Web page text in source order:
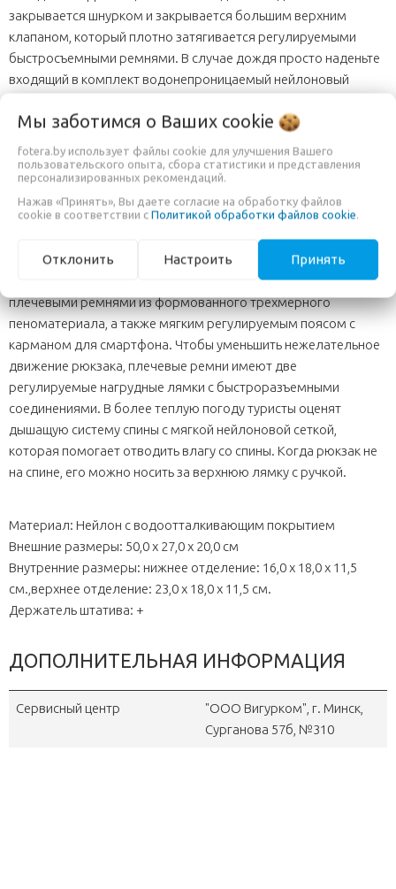
закрывается шнурком и закрывается большим верхним
клапаном, который плотно затягивается регулируемыми
быстросъемными ремнями. В случае дождя просто наденьте
входящий в комплект водонепроницаемый нейлоновый
плотно прилегает к рюкзаку. Для крепления камеры в
рюкзаке есть боковой карман для штативов большего
размера и эластичные шнуры сзади для штативов меньшего
размера. А чтобы стильно приветствовать прогулки на
свежем воздухе, Manfrotto производит штативы и трости
Для стабильности, структурной целостности и комфорта
рюкзак Off road Hiker оснащен двумя регулируемыми
плечевыми ремнями из формованного трехмерного
пеноматериала, а также мягким регулируемым поясом с
карманом для смартфона. Чтобы уменьшить нежелательное
движение рюкзака, плечевые ремни имеют две
регулируемые нагрудные лямки с быстроразъемными
соединениями. В более теплую погоду туристы оценят
дышащую систему спины с мягкой нейлоновой сеткой,
которая помогает отводить влагу со спины. Когда рюкзак не
на спине, его можно носить за верхнюю лямку с ручкой.
Материал: Нейлон с водоотталкивающим покрытием
Внешние размеры: 50,0 х 27,0 х 20,0 см
Внутренние размеры: нижнее отделение: 16,0 x 18,0 x 11,5
см.,верхнее отделение: 23,0 x 18,0 x 11,5 см.
Держатель штатива: +
ДОПОЛНИТЕЛЬНАЯ ИНФОРМАЦИЯ
Сервисный центр
"OOO Вигурком", г. Минск,
Сурганова 57б, №310
Мы заботимся о Ваших cookie
fotera.by использует файлы cookie для улучшения Вашего
пользовательского опыта, сбора статистики и представления
персонализированных рекомендаций.
Нажав «Принять», Вы даете согласие на обработку файлов
cookie в соответствии с Политикой обработки файлов cookie.
Отклонить Настроить Принять